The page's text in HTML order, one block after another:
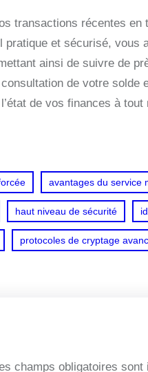
transactions récentes
pratique et sécurisé,
ainsi de suivre de
de votre solde
de vos finances à tout
avantages du service
haut niveau de sécurité
protocoles de cryptage
champs obligatoires sont